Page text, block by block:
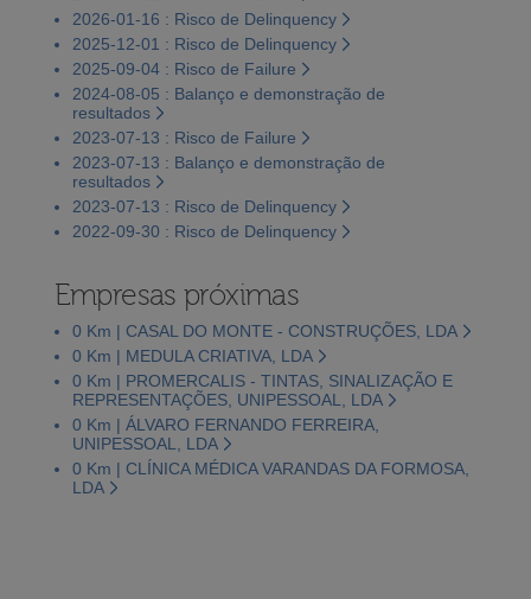
2026-01-16 : Risco de Delinquency
2025-12-01 : Risco de Delinquency
2025-09-04 : Risco de Failure
2024-08-05 : Balanço e demonstração de
resultados
2023-07-13 : Risco de Failure
2023-07-13 : Balanço e demonstração de
resultados
2023-07-13 : Risco de Delinquency
2022-09-30 : Risco de Delinquency
Empresas próximas
0 Km | CASAL DO MONTE - CONSTRUÇÕES, LDA
0 Km | MEDULA CRIATIVA, LDA
0 Km | PROMERCALIS - TINTAS, SINALIZAÇÃO E
REPRESENTAÇÕES, UNIPESSOAL, LDA
0 Km | ÁLVARO FERNANDO FERREIRA,
UNIPESSOAL, LDA
0 Km | CLÍNICA MÉDICA VARANDAS DA FORMOSA,
LDA